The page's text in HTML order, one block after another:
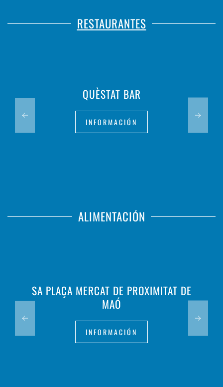
RESTAURANTES
QUÈSTAT BAR
INFORMACIÓN
ALIMENTACIÓN
SA PLAÇA MERCAT DE PROXIMITAT DE
MAÓ
INFORMACIÓN